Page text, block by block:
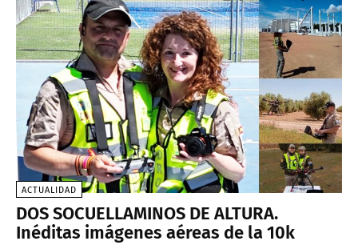
ACTUALIDAD
DOS SOCUELLAMINOS DE ALTURA.
Inéditas imágenes aéreas de la 10k